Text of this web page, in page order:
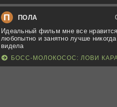
П ПОЛА
Идеальный фильм мне все
любопытно и занятно лучше
видела
БОСС-МОЛОКОСОС: ЛОВИ